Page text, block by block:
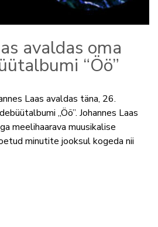
avaldas oma
“Öö”
Laas avaldas täna, 26.
„Öö”. Johannes Laas
meelihaarava muusikalise
minutite jooksul kogeda nii